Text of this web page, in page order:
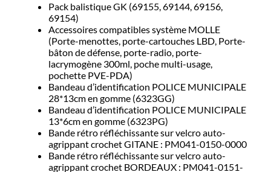
Pack balistique GK (69155, 69144, 69156,
69154)
Accessoires compatibles système MOLLE
(Porte-menottes, porte-cartouches LBD, Porte-
bâton de défense, porte-radio, porte-
lacrymogène 300ml, poche multi-usage,
pochette PVE-PDA)
Bandeau d’identification POLICE MUNICIPALE
28*13cm en gomme (6323GG)
Bandeau d’identification POLICE MUNICIPALE
13*6cm en gomme (6323PG)
Bande rétro réfléchissante sur velcro auto-
agrippant crochet GITANE : PM041-0150-0000
Bande rétro réfléchissante sur velcro auto-
agrippant crochet BORDEAUX : PM041-0151-